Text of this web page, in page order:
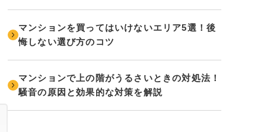
マンションを買ってはいけないエリア5選！後
悔しない選び方のコツ
マンションで上の階がうるさいときの対処法！
騒音の原因と効果的な対策を解説